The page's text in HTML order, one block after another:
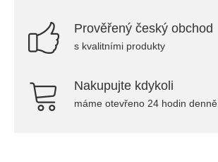
Prověřený český obchod
s kvalitními produkty
Nakupujte kdykoli
máme otevřeno 24 hodin denně